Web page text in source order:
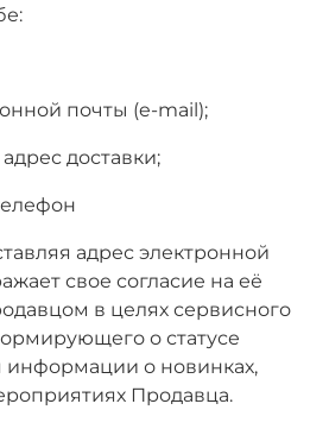
почты (e-mail);
доставки;
адрес электронной
свое согласие на её
в целях сервисного
о статусе
информации о новинках,
Продавца.